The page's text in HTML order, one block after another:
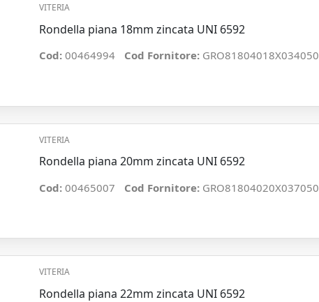
VITERIA
Rondella piana 18mm zincata UNI 6592
Cod: 00464994 Cod Fornitore: GRO81804018X034050
VITERIA
Rondella piana 20mm zincata UNI 6592
Cod: 00465007 Cod Fornitore: GRO81804020X037050
VITERIA
Rondella piana 22mm zincata UNI 6592